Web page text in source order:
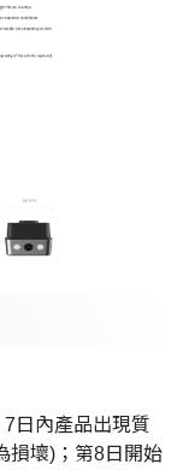
日內產品出現質
損壞)；第8日開始